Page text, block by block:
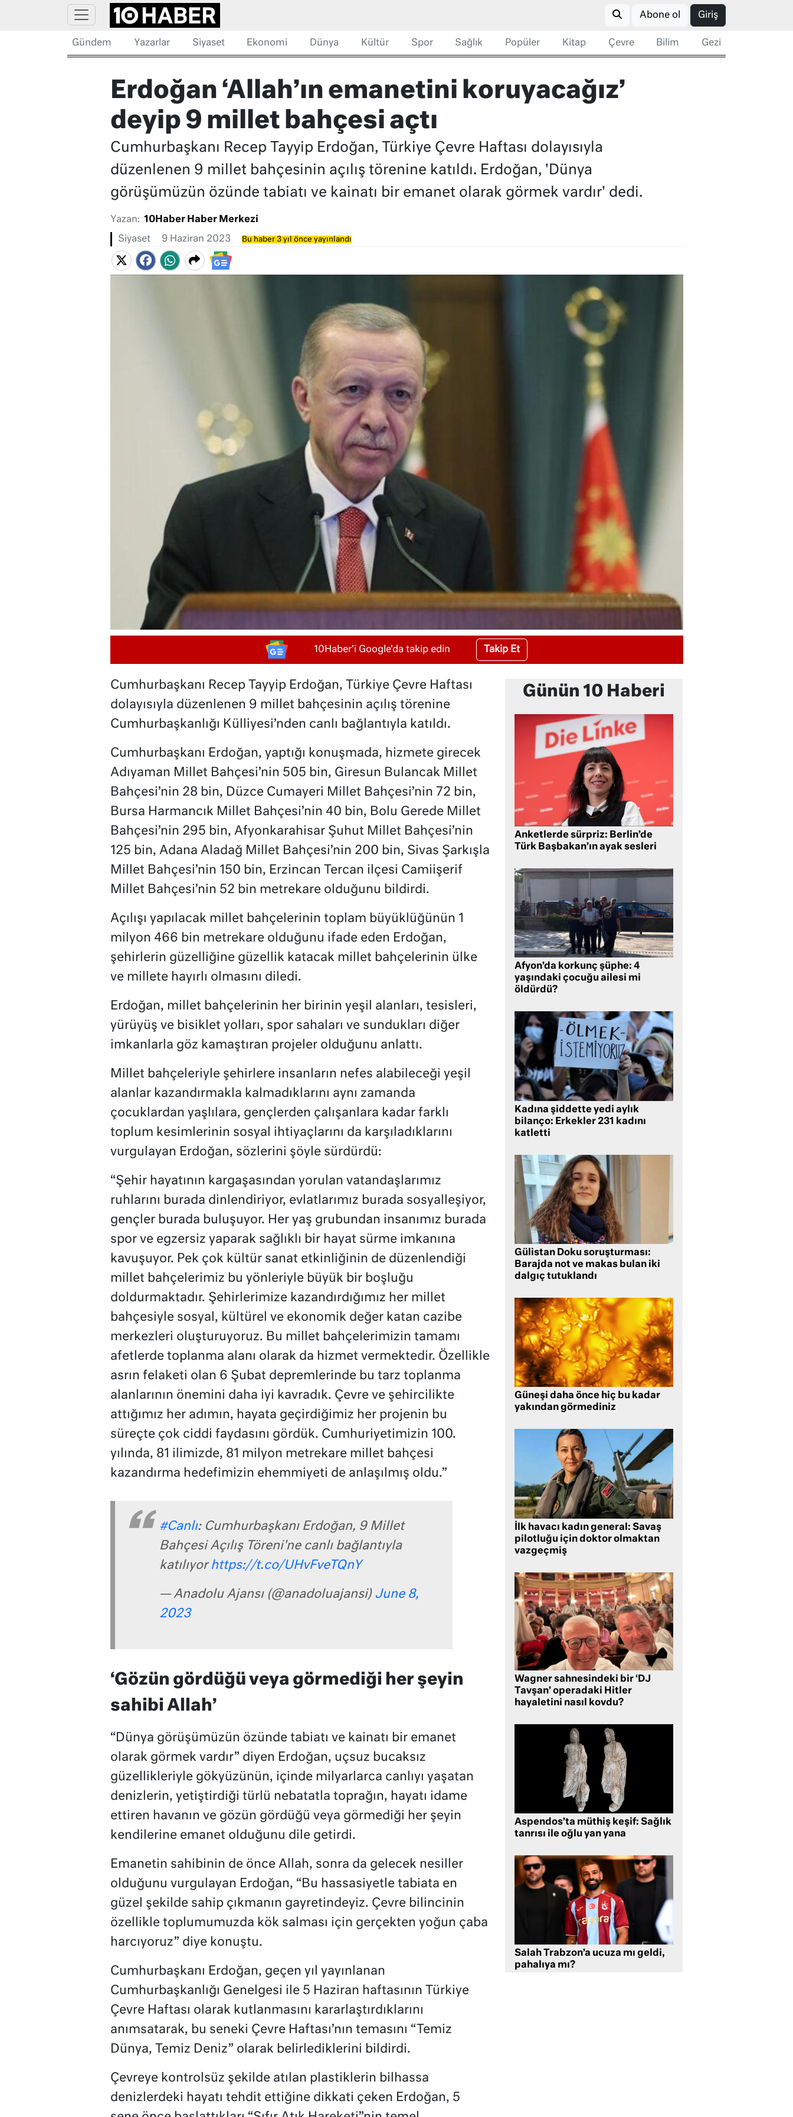
Abone ol Giriş
Gündem Yazarlar Siyaset Ekonomi Dünya Kültür Spor Sağlık Popüler Kitap Çevre Bilim Gezi
Erdoğan ‘Allah’ın emanetini koruyacağız’
deyip 9 millet bahçesi açtı
Cumhurbaşkanı Recep Tayyip Erdoğan, Türkiye Çevre Haftası dolayısıyla
düzenlenen 9 millet bahçesinin açılış törenine katıldı. Erdoğan, 'Dünya
görüşümüzün özünde tabiatı ve kainatı bir emanet olarak görmek vardır' dedi.
Yazan: 10Haber Haber Merkezi
Siyaset 9 Haziran 2023 Bu haber 3 yıl önce yayınlandı
10Haber'i Google'da takip edin Takip Et
Cumhurbaşkanı Recep Tayyip Erdoğan, Türkiye Çevre Haftası
dolayısıyla düzenlenen 9 millet bahçesinin açılış törenine
Cumhurbaşkanlığı Külliyesi’nden canlı bağlantıyla katıldı.
Cumhurbaşkanı Erdoğan, yaptığı konuşmada, hizmete girecek
Adıyaman Millet Bahçesi’nin 505 bin, Giresun Bulancak Millet
Bahçesi’nin 28 bin, Düzce Cumayeri Millet Bahçesi’nin 72 bin,
Bursa Harmancık Millet Bahçesi’nin 40 bin, Bolu Gerede Millet
Bahçesi’nin 295 bin, Afyonkarahisar Şuhut Millet Bahçesi’nin
125 bin, Adana Aladağ Millet Bahçesi’nin 200 bin, Sivas Şarkışla
Millet Bahçesi’nin 150 bin, Erzincan Tercan ilçesi Camiişerif
Millet Bahçesi’nin 52 bin metrekare olduğunu bildirdi.
Açılışı yapılacak millet bahçelerinin toplam büyüklüğünün 1
milyon 466 bin metrekare olduğunu ifade eden Erdoğan,
şehirlerin güzelliğine güzellik katacak millet bahçelerinin ülke
ve millete hayırlı olmasını diledi.
Erdoğan, millet bahçelerinin her birinin yeşil alanları, tesisleri,
yürüyüş ve bisiklet yolları, spor sahaları ve sundukları diğer
imkanlarla göz kamaştıran projeler olduğunu anlattı.
Millet bahçeleriyle şehirlere insanların nefes alabileceği yeşil
alanlar kazandırmakla kalmadıklarını aynı zamanda
çocuklardan yaşlılara, gençlerden çalışanlara kadar farklı
toplum kesimlerinin sosyal ihtiyaçlarını da karşıladıklarını
vurgulayan Erdoğan, sözlerini şöyle sürdürdü:
“Şehir hayatının kargaşasından yorulan vatandaşlarımız
ruhlarını burada dinlendiriyor, evlatlarımız burada sosyalleşiyor,
gençler burada buluşuyor. Her yaş grubundan insanımız burada
spor ve egzersiz yaparak sağlıklı bir hayat sürme imkanına
kavuşuyor. Pek çok kültür sanat etkinliğinin de düzenlendiği
millet bahçelerimiz bu yönleriyle büyük bir boşluğu
doldurmaktadır. Şehirlerimize kazandırdığımız her millet
bahçesiyle sosyal, kültürel ve ekonomik değer katan cazibe
merkezleri oluşturuyoruz. Bu millet bahçelerimizin tamamı
afetlerde toplanma alanı olarak da hizmet vermektedir. Özellikle
asrın felaketi olan 6 Şubat depremlerinde bu tarz toplanma
alanlarının önemini daha iyi kavradık. Çevre ve şehircilikte
attığımız her adımın, hayata geçirdiğimiz her projenin bu
süreçte çok ciddi faydasını gördük. Cumhuriyetimizin 100.
yılında, 81 ilimizde, 81 milyon metrekare millet bahçesi
kazandırma hedefimizin ehemmiyeti de anlaşılmış oldu.”
#Canlı: Cumhurbaşkanı Erdoğan, 9 Millet
Bahçesi Açılış Töreni'ne canlı bağlantıyla
katılıyorhttps://t.co/UHvFveTQnY
— Anadolu Ajansı (@anadoluajansi) June 8,
2023
‘Gözün gördüğü veya görmediği her şeyin
sahibi Allah’
“Dünya görüşümüzün özünde tabiatı ve kainatı bir emanet
olarak görmek vardır” diyen Erdoğan, uçsuz bucaksız
güzellikleriyle gökyüzünün, içinde milyarlarca canlıyı yaşatan
denizlerin, yetiştirdiği türlü nebatatla toprağın, hayatı idame
ettiren havanın ve gözün gördüğü veya görmediği her şeyin
kendilerine emanet olduğunu dile getirdi.
Emanetin sahibinin de önce Allah, sonra da gelecek nesiller
olduğunu vurgulayan Erdoğan, “Bu hassasiyetle tabiata en
güzel şekilde sahip çıkmanın gayretindeyiz. Çevre bilincinin
özellikle toplumumuzda kök salması için gerçekten yoğun çaba
harcıyoruz” diye konuştu.
Cumhurbaşkanı Erdoğan, geçen yıl yayınlanan
Cumhurbaşkanlığı Genelgesi ile 5 Haziran haftasının Türkiye
Çevre Haftası olarak kutlanmasını kararlaştırdıklarını
anımsatarak, bu seneki Çevre Haftası’nın temasını “Temiz
Dünya, Temiz Deniz” olarak belirlediklerini bildirdi.
Çevreye kontrolsüz şekilde atılan plastiklerin bilhassa
denizlerdeki hayatı tehdit ettiğine dikkati çeken Erdoğan, 5
Günün 10 Haberi
Anketlerde sürpriz: Berlin’de
Türk Başbakan’ın ayak sesleri
Afyon’da korkunç şüphe: 4
yaşındaki çocuğu ailesi mi
öldürdü?
Kadına şiddette yedi aylık
bilanço: Erkekler 231 kadını
katletti
Gülistan Doku soruşturması:
Barajda not ve makas bulan iki
dalgıç tutuklandı
Güneşi daha önce hiç bu kadar
yakından görmediniz
İlk havacı kadın general: Savaş
pilotluğu için doktor olmaktan
vazgeçmiş
Wagner sahnesindeki bir ‘DJ
Tavşan’ operadaki Hitler
hayaletini nasıl kovdu?
Aspendos’ta müthiş keşif: Sağlık
tanrısı ile oğlu yan yana
Salah Trabzon’a ucuza mı geldi,
pahalıya mı?